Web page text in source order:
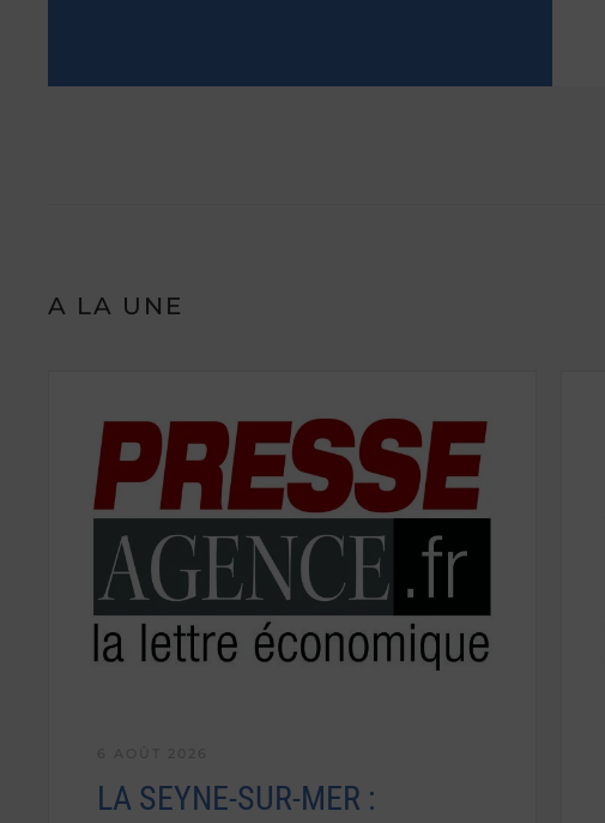
A LA UNE
LA SEYNE-SUR-MER :